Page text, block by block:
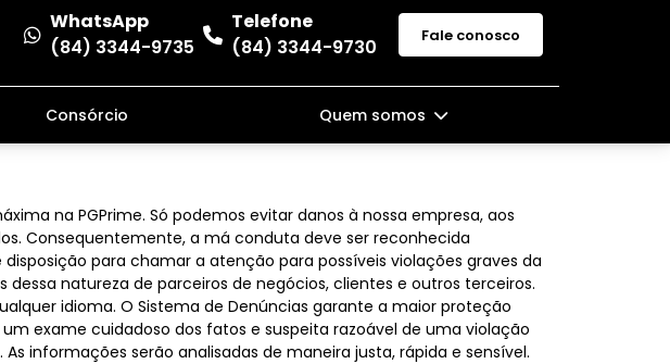
WhatsApp
(84) 3344-9735
Telefone
(84) 3344-9730
Fale conosco
Consórcio Quem somos
na PGPrime. Só podemos evitar danos à nossa empresa, aos
Consequentemente, a má conduta deve ser reconhecida
para chamar a atenção para possíveis violações graves da
natureza de parceiros de negócios, clientes e outros terceiros.
idioma. O Sistema de Denúncias garante a maior proteção
exame cuidadoso dos fatos e suspeita razoável de uma violação
informações serão analisadas de maneira justa, rápida e sensível.